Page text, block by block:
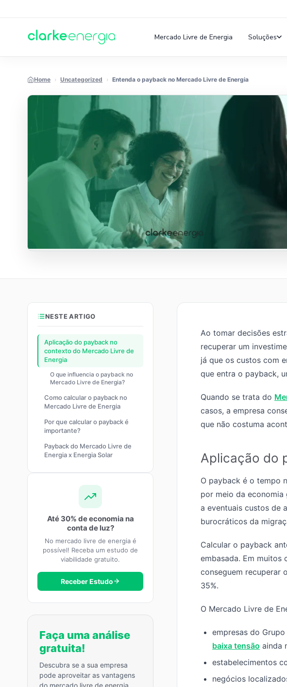
Mercado Livre de Energia Soluções
Home › Uncategorized › Entenda o payback no Mercado Livre de Energia
Ao tomar decisões
recuperar um
já que os custos com
que entra o payback,
Quando se trata do
casos, a empresa
que não costuma
Aplicação do
O payback é o tempo
por meio da economia
a eventuais custos de
burocráticos da
Calcular o payback
embasada. Em muitos
conseguem recuperar
35%.
O Mercado Livre de
empresas do
baixa tensão ainda
estabelecimentos
negócios
NESTE ARTIGO
Aplicação do payback no
contexto do Mercado Livre de
Energia
O que influencia o payback no
Mercado Livre de Energia?
Como calcular o payback no
Mercado Livre de Energia
Por que calcular o payback é
importante?
Payback do Mercado Livre de
Energia x Energia Solar
Até 30% de economia na
conta de luz?
No mercado livre de energia é
possível! Receba um estudo de
viabilidade gratuito.
Receber Estudo
Faça uma análise
gratuita!
Descubra se a sua empresa
pode aproveitar as vantagens
do mercado livre de energia